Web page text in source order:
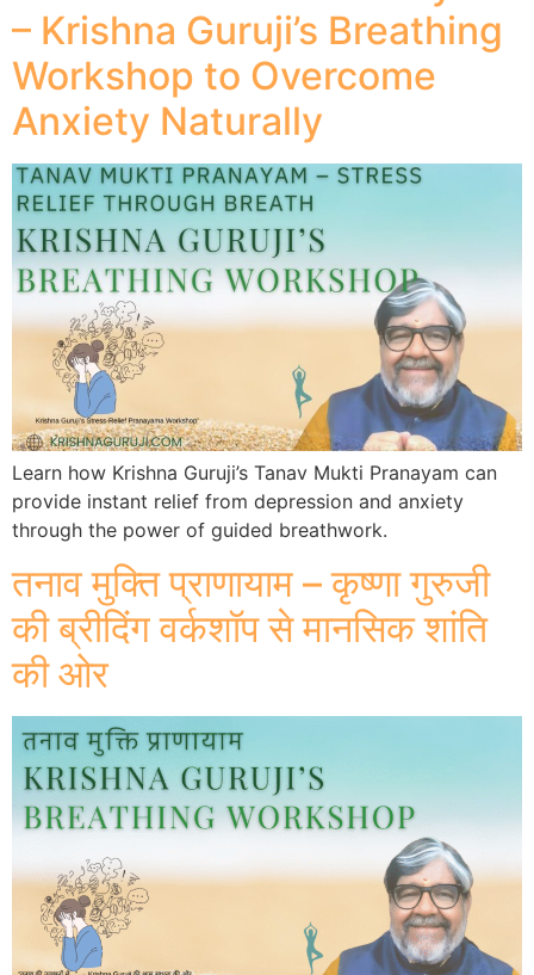
– Krishna Guruji’s Breathing
Workshop to Overcome
Anxiety Naturally
Learn how Krishna Guruji’s Tanav Mukti Pranayam can
provide instant relief from depression and anxiety
through the power of guided breathwork.
तनाव मुक्ति प्राणायाम – कृष्णा गुरुजी
की ब्रीदिंग वर्कशॉप से मानसिक शांति
की ओर